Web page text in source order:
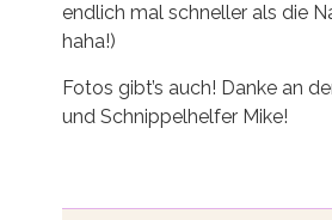
endlich mal schneller als die
haha!)
Fotos gibt’s auch! Danke an
und Schnippelhelfer Mike!